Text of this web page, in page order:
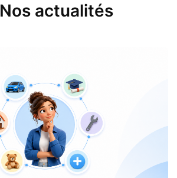
Nos actualités